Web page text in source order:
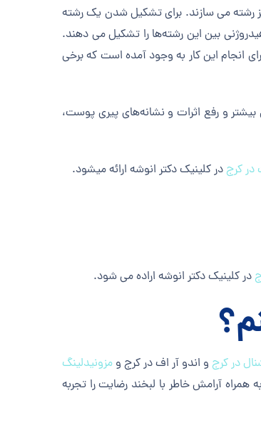
رشته می سازند. برای تشکیل شدن یک رشته
بین این رشته‌‌ها را تشکیل می دهند.
انجام این کار به وجود آمده است که برخی
و رفع اثرات و نشانه‌های پیری پوست،
در کرج در کلینیک دکتر انوشه ارائه میشود.
در کلینیک دکتر انوشه اراده می شود.
در کرج و اندو آر اف در کرج و مزونیدلینگ
همراه آرامش خاطر با لبخند رضایت را تجربه